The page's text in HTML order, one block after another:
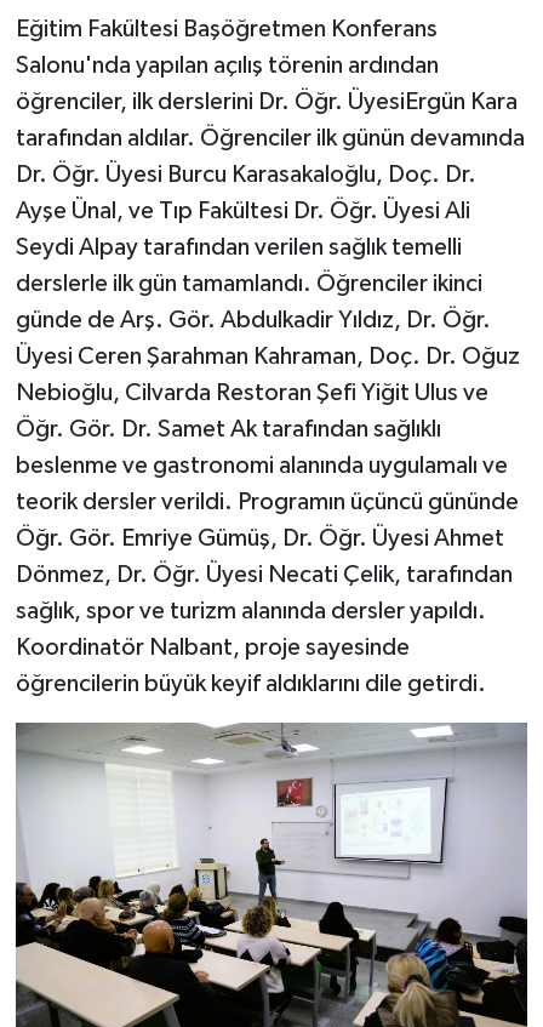
Eğitim Fakültesi Başöğretmen Konferans
Salonu'nda yapılan açılış törenin ardından
öğrenciler, ilk derslerini Dr. Öğr. ÜyesiErgün Kara
tarafından aldılar. Öğrenciler ilk günün devamında
Dr. Öğr. Üyesi Burcu Karasakaloğlu, Doç. Dr.
Ayşe Ünal, ve Tıp Fakültesi Dr. Öğr. Üyesi Ali
Seydi Alpay tarafından verilen sağlık temelli
derslerle ilk gün tamamlandı. Öğrenciler ikinci
günde de Arş. Gör. Abdulkadir Yıldız, Dr. Öğr.
Üyesi Ceren Şarahman Kahraman, Doç. Dr. Oğuz
Nebioğlu, Cilvarda Restoran Şefi Yiğit Ulus ve
Öğr. Gör. Dr. Samet Ak tarafından sağlıklı
beslenme ve gastronomi alanında uygulamalı ve
teorik dersler verildi. Programın üçüncü gününde
Öğr. Gör. Emriye Gümüş, Dr. Öğr. Üyesi Ahmet
Dönmez, Dr. Öğr. Üyesi Necati Çelik, tarafından
sağlık, spor ve turizm alanında dersler yapıldı.
Koordinatör Nalbant, proje sayesinde
öğrencilerin büyük keyif aldıklarını dile getirdi.